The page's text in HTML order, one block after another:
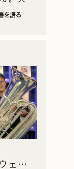
れほど大
を語る
ェス